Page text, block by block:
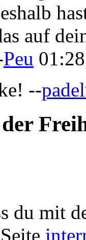
auf
Peu
--
du mit